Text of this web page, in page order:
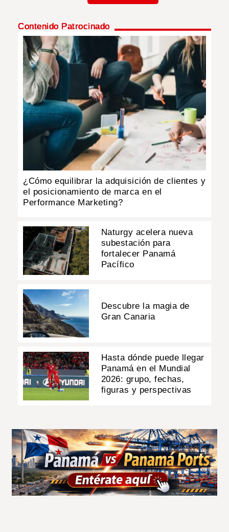
Contenido Patrocinado
¿Cómo equilibrar la adquisición de clientes y
el posicionamiento de marca en el
Performance Marketing?
Naturgy acelera nueva
subestación para
fortalecer Panamá
Pacífico
Descubre la magia de
Gran Canaria
Hasta dónde puede llegar
Panamá en el Mundial
2026: grupo, fechas,
figuras y perspectivas